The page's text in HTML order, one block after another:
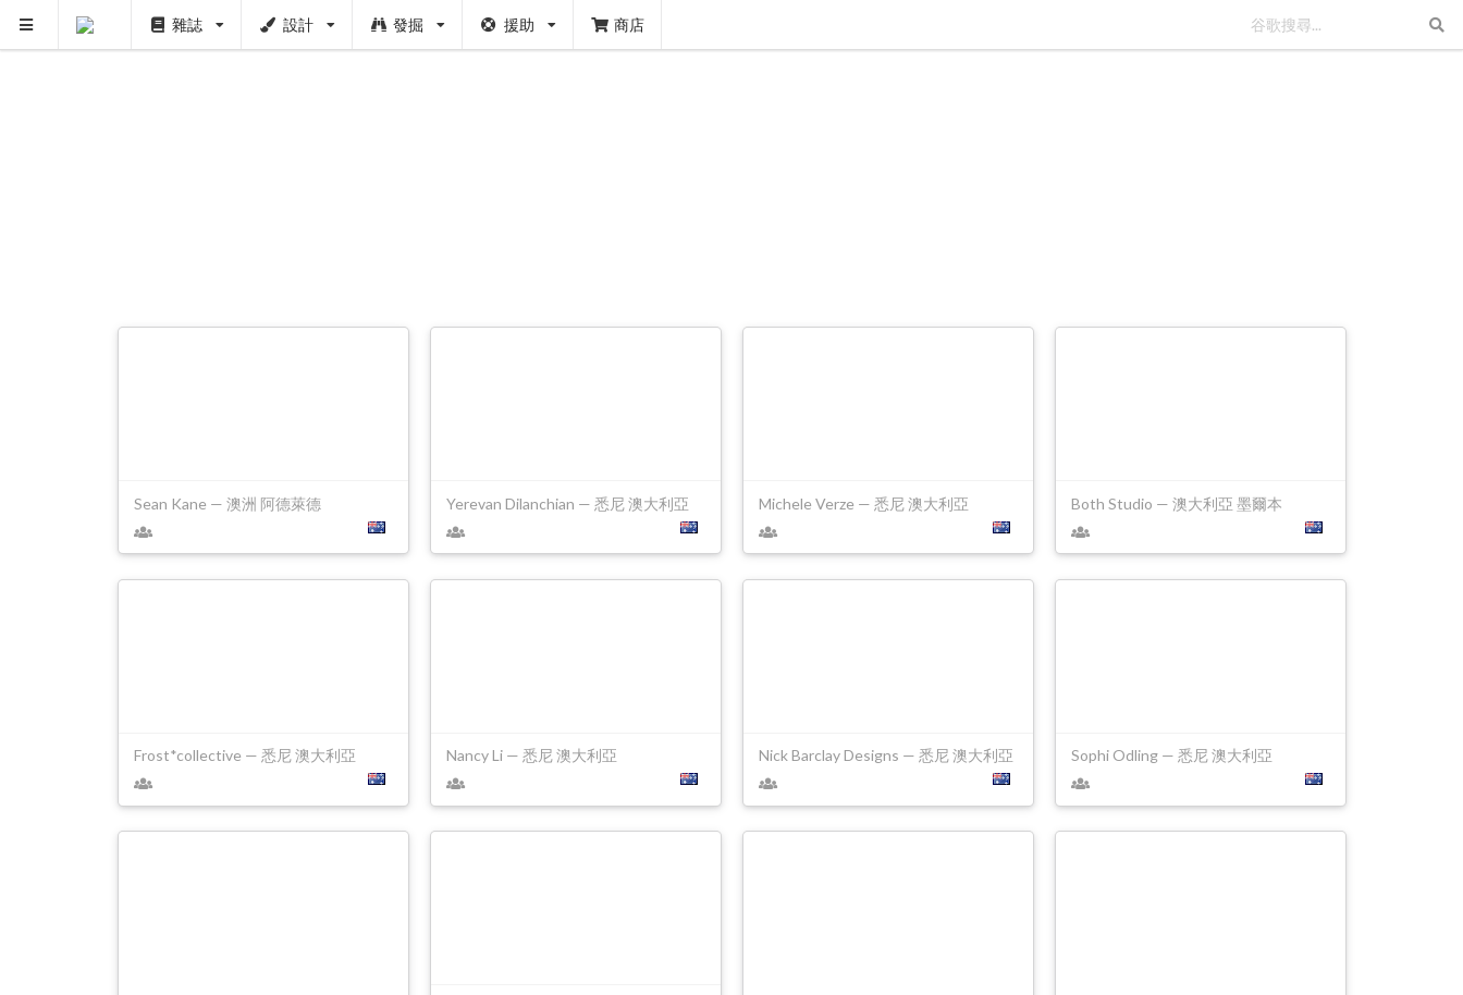
雜誌 設計 發掘 援助 商店
Sean Kane — 澳洲 阿德萊德 Yerevan Dilanchian — 悉尼 澳大利亞 Michele Verze — 悉尼 澳大利亞 Both Studio — 澳大利亞 墨爾本
Frost*collective — 悉尼 澳大利亞 Nancy Li — 悉尼 澳大利亞 Nick Barclay Designs — 悉尼 澳大利亞 Sophi Odling — 悉尼 澳大利亞